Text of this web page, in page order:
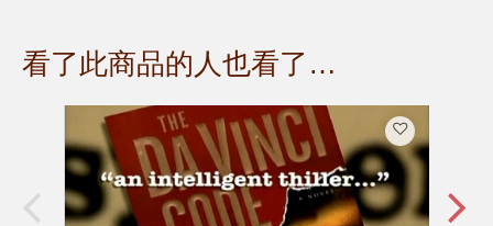
看了此商品的人也看了…